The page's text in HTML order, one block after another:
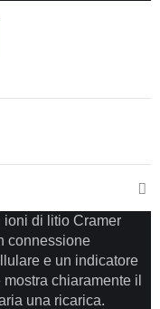
ioni di litio Cramer
connessione
e un indicatore
chiaramente il
una ricarica.